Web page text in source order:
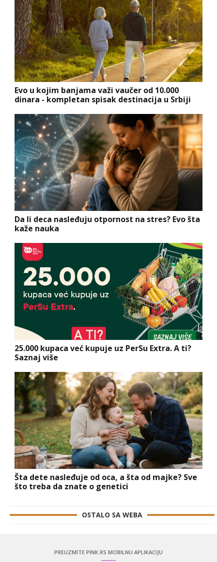
Evo u kojim banjama važi vaučer od 10.000
dinara - kompletan spisak destinacija u Srbiji
Da li deca nasleđuju otpornost na stres? Evo šta
kaže nauka
25.000 kupaca već kupuje uz PerSu Extra. A ti?
Saznaj više
Šta dete nasleđuje od oca, a šta od majke? Sve
što treba da znate o genetici
OSTALO SA WEBA
PREUZMITE PINK.RS MOBILNU APLIKACIJU